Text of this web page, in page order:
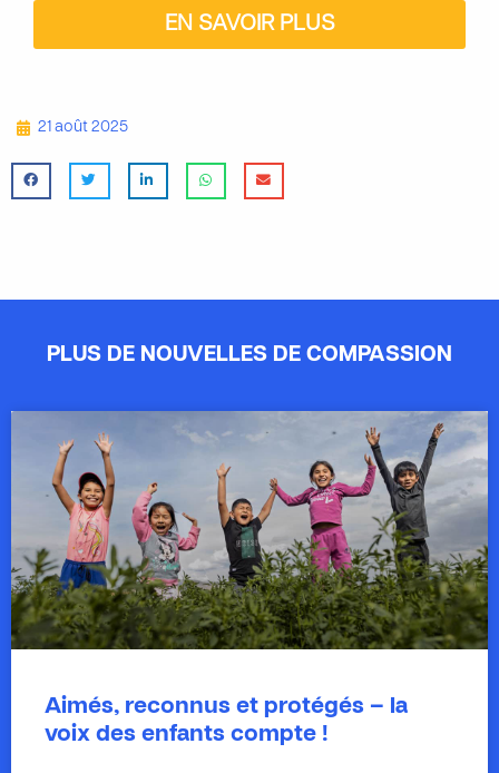
EN SAVOIR PLUS
21 août 2025
PLUS DE NOUVELLES DE COMPASSION
Aimés, reconnus et protégés – la
voix des enfants compte !